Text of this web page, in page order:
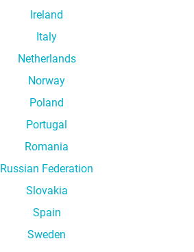
Ireland
Italy
Netherlands
Norway
Poland
Portugal
Romania
Russian Federation
Slovakia
Spain
Sweden